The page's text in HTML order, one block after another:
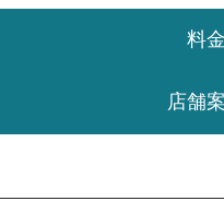
料金
店舗